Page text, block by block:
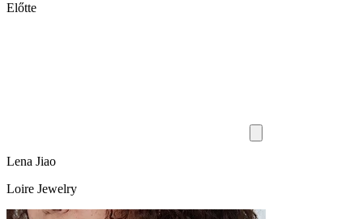
Előtte
Lena Jiao
Loire Jewelry